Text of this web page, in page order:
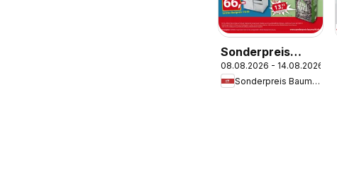
Sonderpreis
Baumarkt
Prospekt
08.08.2026 - 14.08.2026
Sonderpreis Baumarkt